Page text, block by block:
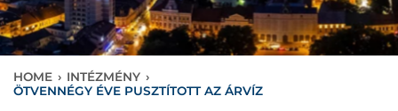
HOME › INTÉZMÉNY ›
ÖTVENNÉGY ÉVE PUSZTÍTOTT AZ ÁRVÍZ